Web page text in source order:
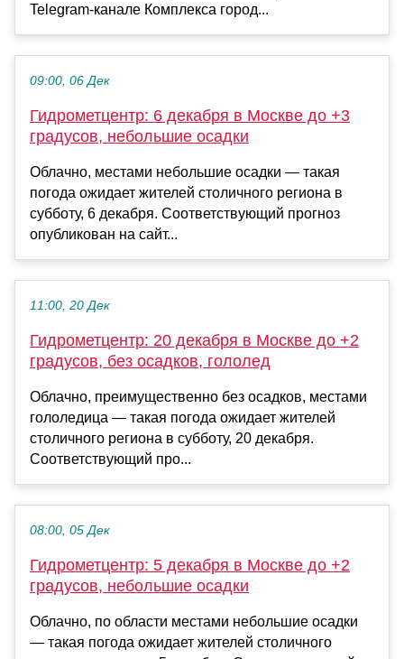
Telegram-канале Комплекса город...
09:00, 06 Дек
Гидрометцентр: 6 декабря в Москве до +3
градусов, небольшие осадки
Облачно, местами небольшие осадки — такая
погода ожидает жителей столичного региона в
субботу, 6 декабря. Соответствующий прогноз
опубликован на сайт...
11:00, 20 Дек
Гидрометцентр: 20 декабря в Москве до +2
градусов, без осадков, гололед
Облачно, преимущественно без осадков, местами
гололедица — такая погода ожидает жителей
столичного региона в субботу, 20 декабря.
Соответствующий про...
08:00, 05 Дек
Гидрометцентр: 5 декабря в Москве до +2
градусов, небольшие осадки
Облачно, по области местами небольшие осадки
— такая погода ожидает жителей столичного